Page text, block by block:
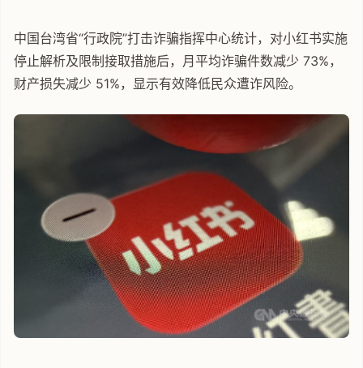
中国台湾省“行政院”打击诈骗指挥中心统计，对小红书实施
停止解析及限制接取措施后，月平均诈骗件数减少 73%，
财产损失减少 51%，显示有效降低民众遭诈风险。